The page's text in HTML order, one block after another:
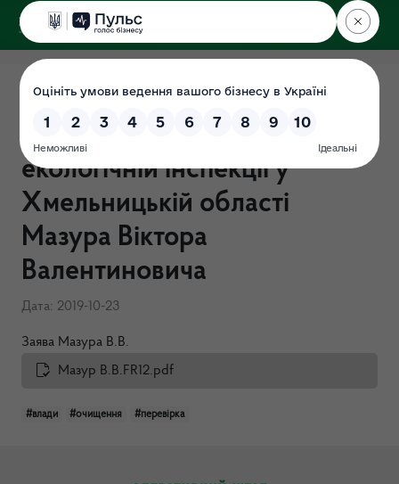
ДЕРЖЕКОІНСПЕКЦІЯ
у Хмельницькій області
Перевірка "Про очищення
влади" в Державній
екологічній інспекції у
Хмельницькій області
Мазура Віктора
Валентиновича
Дата: 2019-10-23
Заява Мазура В.В.
Мазур В.В.FR12.pdf
#влади #очищення #перевірка